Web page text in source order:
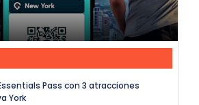
Pass con 3 atracciones
York